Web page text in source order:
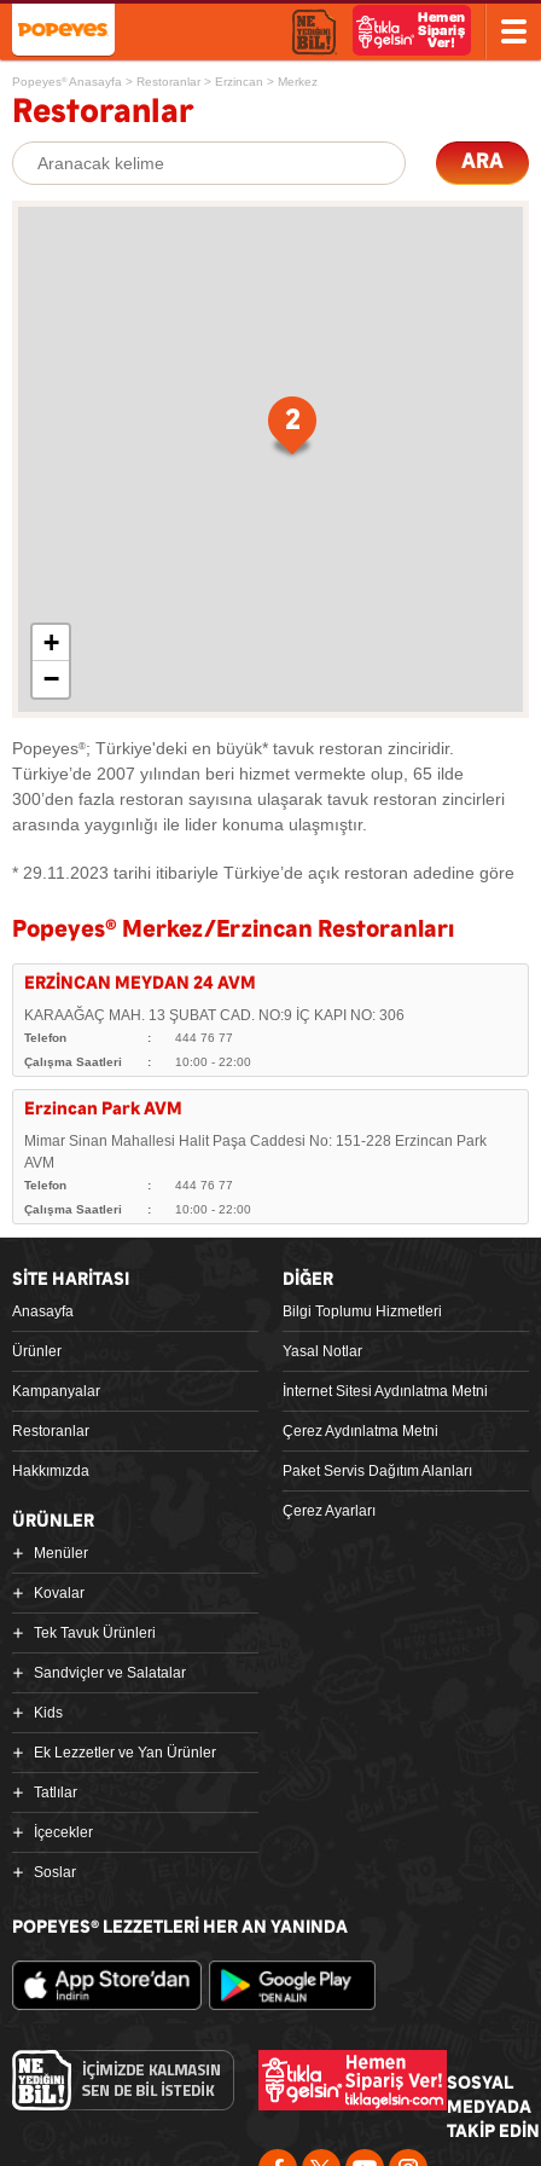
Popeyes® Anasayfa > Restoranlar > Erzincan > Merkez
Restoranlar
ARA
2
+
−
Popeyes®; Türkiye'deki en büyük* tavuk restoran zinciridir.
Türkiye’de 2007 yılından beri hizmet vermekte olup, 65 ilde
300’den fazla restoran sayısına ulaşarak tavuk restoran zincirleri
arasında yaygınlığı ile lider konuma ulaşmıştır.
* 29.11.2023 tarihi itibariyle Türkiye’de açık restoran adedine göre
Popeyes® Merkez/Erzincan Restoranları
ERZİNCAN MEYDAN 24 AVM
KARAAĞAÇ MAH. 13 ŞUBAT CAD. NO:9 İÇ KAPI NO: 306
Telefon
444 76 77
Çalışma Saatleri
10:00 - 22:00
Erzincan Park AVM
Mimar Sinan Mahallesi Halit Paşa Caddesi No: 151-228 Erzincan Park
AVM
Telefon
444 76 77
Çalışma Saatleri
10:00 - 22:00
SİTE HARİTASI
Anasayfa
Ürünler
Kampanyalar
Restoranlar
Hakkımızda
DİĞER
Bilgi Toplumu Hizmetleri
Yasal Notlar
İnternet Sitesi Aydınlatma Metni
Çerez Aydınlatma Metni
Paket Servis Dağıtım Alanları
Çerez Ayarları
ÜRÜNLER
Menüler
Kovalar
Tek Tavuk Ürünleri
Sandviçler ve Salatalar
Kids
Ek Lezzetler ve Yan Ürünler
Tatlılar
İçecekler
Soslar
POPEYES® LEZZETLERİ HER AN YANINDA
SOSYAL
MEDYADA
TAKİP EDİN